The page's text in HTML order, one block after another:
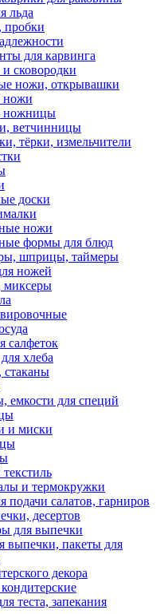
льда
для карвинга
сковородки
ножи, открывашки
ножи
ножницы
ветчинницы
тёрки, измельчители
доски
ножи
формы для блюд
шприцы, таймеры
ножей
салфеток
хлеба
емкости для специй
и миски
и термокружки
салатов, гарниров
десертов
для выпечки
выпечки, пакеты для
декора
теста, запекания